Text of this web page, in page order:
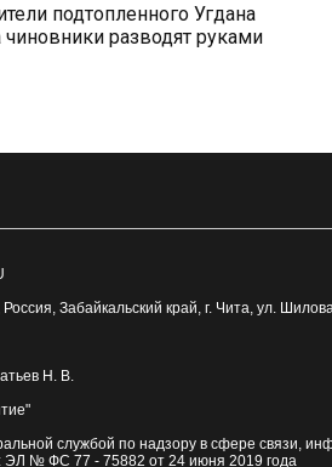
подтопленного Угдана
чиновники разводят руками
Россия, Забайкальский край, г. Чита, ул.
Н. В.
службой по надзору в сфере связи,
ЭЛ № ФС 77 - 75882 от 24 июня 2019 года